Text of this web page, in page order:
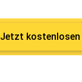
Jetzt